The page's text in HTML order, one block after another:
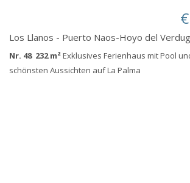
Los Llanos - Puerto Naos-Hoyo del
Nr. 48 232 m²Exklusives Ferienhaus mit Pool
schönsten Aussichten auf La Palma